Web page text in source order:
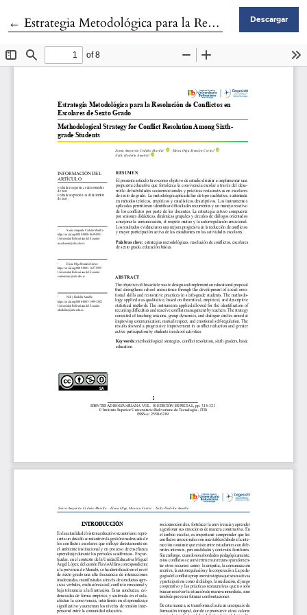
← Volver a los detalles del artículo
Estrategia Metodológica para la Resolución de Conflictos en Escolares de Sexto Grado Descargar